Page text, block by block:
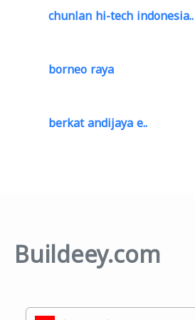
chunlan hi-tech indonesia..
borneo raya
berkat andijaya e..
Buildeey.com